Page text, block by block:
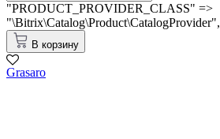
"PRODUCT_PROVIDER_CLASS" =>
"\Bitrix\Catalog\Product\CatalogProvider",
В корзину
Grasaro